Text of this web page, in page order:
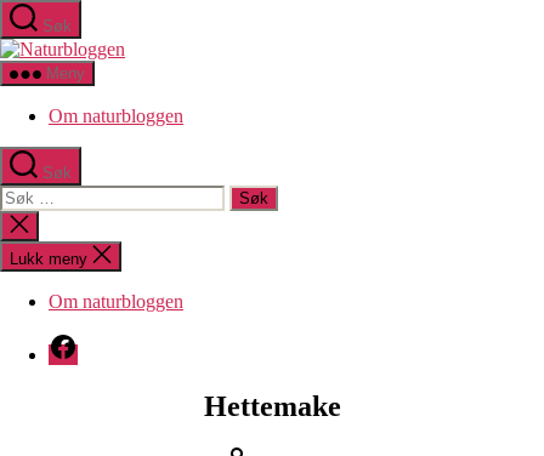
Hopp
til
innholdet
Søk
Meny
Om naturbloggen
Søk
Søk
etter:
Lukk
søk
Lukk meny
Om naturbloggen
Facebook
Hettemake